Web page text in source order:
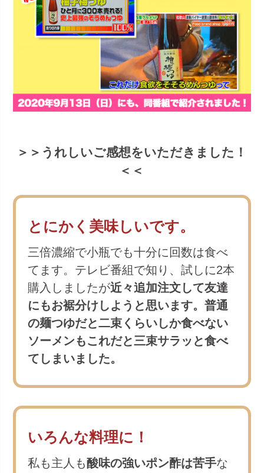
＞＞うれしいご感想をいただきました！
＜＜
とにかく美味しいです。
三倍濃縮で小瓶でも十分に回数は食べ
てます。テレビ番組で知り、試しに2本
購入しましたが近々追加注文して友達
にもお裾分けしようと思います。普通
の麺つゆだと二束くらいしか食べない
ソーメンもこれだと三束サラッと食べ
てしまいました。
いろんな料理に！
私も主人も酸味の強いポン酢は苦手な